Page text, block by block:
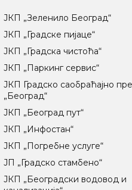
ЈКП „Зеленило Београд“
ЈКП „Градске пијаце“
ЈКП „Градска чистоћа“
ЈКП „Паркинг сервис“
ЈКП Градско саобраћајно
„Београд“
ЈКП „Београд пут“
ЈКП „Инфостан“
ЈКП „Погребне услуге“
ЈП „Градско стамбено“
ЈКП „Београдски водовод и